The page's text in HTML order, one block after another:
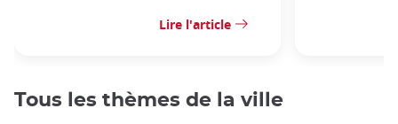
Lire l'article
Tous les thèmes de la ville